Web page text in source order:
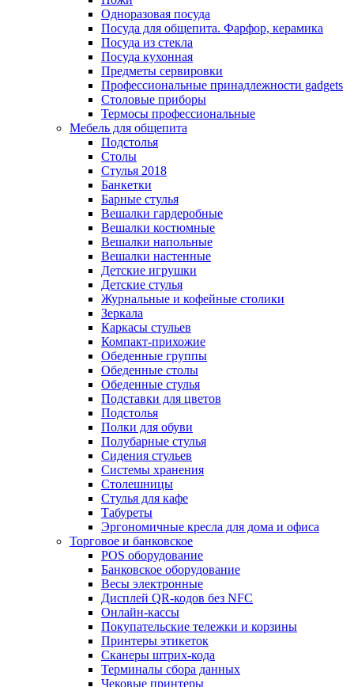
Одноразовая посуда
Посуда для общепита. Фарфор, керамика
Посуда из стекла
Посуда кухонная
Предметы сервировки
Профессиональные принадлежности gadgets
Столовые приборы
Термосы профессиональные
Мебель для общепита
Подстолья
Столы
Стулья 2018
Банкетки
Барные стулья
Вешалки гардеробные
Вешалки костюмные
Вешалки напольные
Вешалки настенные
Детские игрушки
Детские стулья
Журнальные и кофейные столики
Зеркала
Каркасы стульев
Компакт-прихожие
Обеденные группы
Обеденные столы
Обеденные стулья
Подставки для цветов
Подстолья
Полки для обуви
Полубарные стулья
Сидения стульев
Системы хранения
Столешницы
Стулья для кафе
Табуреты
Эргономичные кресла для дома и офиса
Торговое и банковское
POS оборудование
Банковское оборудование
Весы электронные
Дисплей QR-кодов без NFC
Онлайн-кассы
Покупательские тележки и корзины
Принтеры этикеток
Сканеры штрих-кода
Терминалы сбора данных
Чековые принтеры